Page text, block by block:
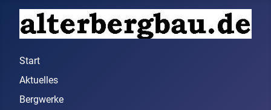
Start
Aktuelles
Bergwerke